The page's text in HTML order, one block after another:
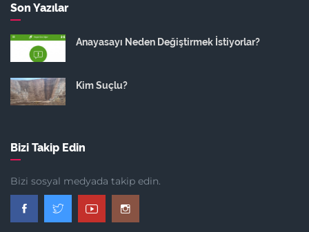
Son Yazılar
Anayasayı Neden Değiştirmek İstiyorlar?
Kim Suçlu?
Bizi Takip Edin
Bizi sosyal medyada takip edin.